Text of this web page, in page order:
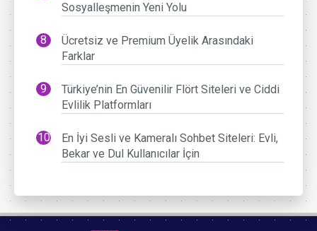
Sosyalleşmenin Yeni Yolu
Ücretsiz ve Premium Üyelik Arasındaki
Farklar
Türkiye’nin En Güvenilir Flört Siteleri ve Ciddi
Evlilik Platformları
En İyi Sesli ve Kameralı Sohbet Siteleri: Evli,
Bekar ve Dul Kullanıcılar İçin